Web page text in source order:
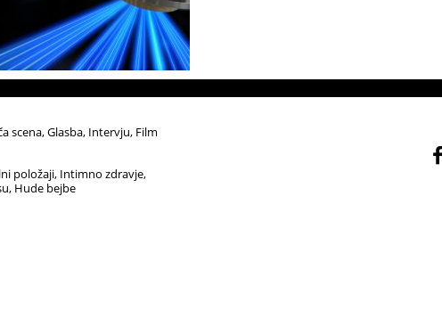
scena Glasba Intervju Film
položaji Intimno zdravje
Hude bejbe